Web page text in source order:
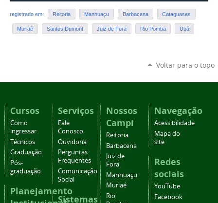
registrado em: Reitoria Manhuaçu Barbacena Cataguases
Muriaé Santos Dumont Juiz de Fora Rio Pomba Ubá
Voltar para o topo
Cursos
Como
ingressar
Técnicos
Graduação
Pós-
graduação
Planejamento
Serviços
Fale
Conosco
Ouvidoria
Perguntas
Frequentes
Comunicação
Social
Sistemas
Nossos
Campi
Reitoria
Barbacena
Juiz de
Fora
Manhuaçu
Muriaé
Rio
Navegação
Acessibilidade
Mapa do
site
Redes
sociais
YouTube
Facebook